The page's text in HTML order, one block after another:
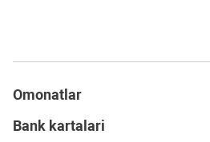
Omonatlar
Bank kartalari